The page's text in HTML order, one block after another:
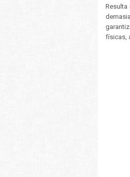
físicas,